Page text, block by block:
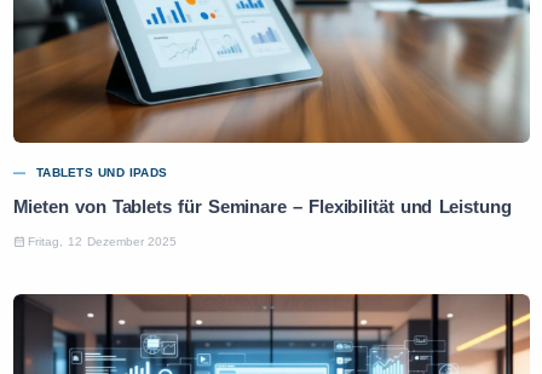
TABLETS UND IPADS
Mieten von Tablets für Seminare – Flexibilität und Leistung
Fritag, 12 Dezember 2025